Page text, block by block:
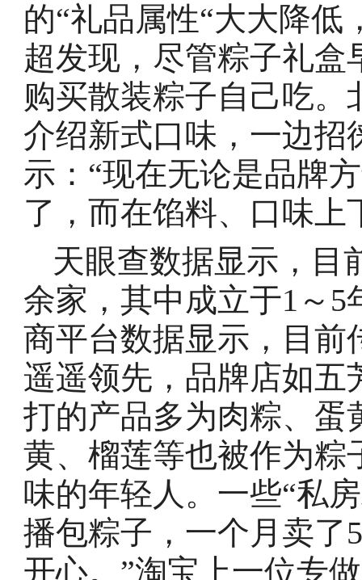
的“礼品属性“大大降
超发现，尽管粽子礼
购买散装粽子自己吃
介绍新式口味，一边招
示：“现在无论是品牌
了，而在馅料、口味上
天眼查数据显示，目
余家，其中成立于1～5
商平台数据显示，目前
遥遥领先，品牌店如五
打的产品多为肉粽、蛋
黄、榴莲等也被作为粽
味的年轻人。一些“私
播包粽子，一个月卖了
开心。”淘宝上一位专